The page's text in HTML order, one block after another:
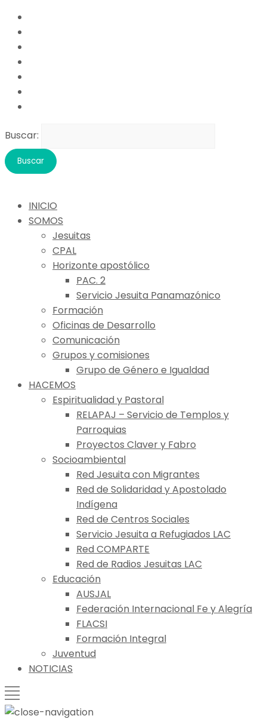
Buscar:
INICIO
SOMOS
Jesuitas
CPAL
Horizonte apostólico
PAC. 2
Servicio Jesuita Panamazónico
Formación
Oficinas de Desarrollo
Comunicación
Grupos y comisiones
Grupo de Género e Igualdad
HACEMOS
Espiritualidad y Pastoral
RELAPAJ – Servicio de Templos y
Parroquias
Proyectos Claver y Fabro
Socioambiental
Red Jesuita con Migrantes
Red de Solidaridad y Apostolado
Indígena
Red de Centros Sociales
Servicio Jesuita a Refugiados LAC
Red COMPARTE
Red de Radios Jesuitas LAC
Educación
AUSJAL
Federación Internacional Fe y Alegría
FLACSI
Formación Integral
Juventud
NOTICIAS